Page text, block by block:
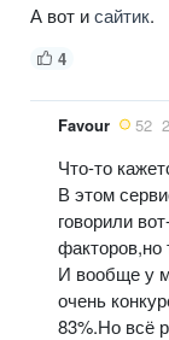
А вот исайтик.
4
Favour 52
Что-то
В этом
говорили
факторов,но
И вообще у
очень
83%.Но всё